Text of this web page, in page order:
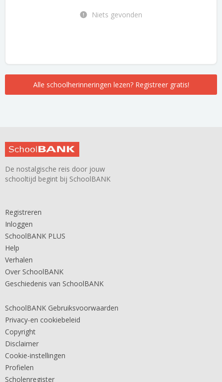
Niets gevonden
Alle schoolherinneringen lezen? Registreer gratis!
De nostalgische reis door jouw
schooltijd begint bij SchoolBANK
Registreren
Inloggen
SchoolBANK PLUS
Help
Verhalen
Over SchoolBANK
Geschiedenis van SchoolBANK
SchoolBANK Gebruiksvoorwaarden
Privacy-en cookiebeleid
Copyright
Disclaimer
Cookie-instellingen
Profielen
Scholenregister